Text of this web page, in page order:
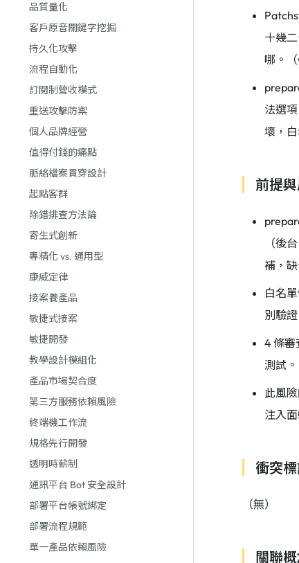
品質量化
客戶原音關鍵字挖掘
持久化攻擊
流程自動化
訂閱制營收模式
重送攻擊防禦
個人品牌經營
值得付錢的痛點
脈絡檔案貫穿設計
起點客群
除錯排查方法論
寄生式創新
專精化 vs. 通用型
康威定律
接案養產品
敏捷式接案
敏捷開發
教學設計模組化
產品市場契合度
第三方服務依賴風險
終端機工作流
規格先行開發
透明時薪制
通訊平台 Bot 安全設計
部署平台帳號綁定
部署流程規範
單一產品依賴風險
十幾
哪。
法選
壞，
前提
（後
補，
白名
別驗
4 條審
測試。
此風
注入
衝突
（無）
關聯